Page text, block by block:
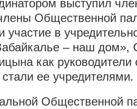
выступил
Общественной
участие в
– наш дом»,
как
стали ее учредителями.
Общественной